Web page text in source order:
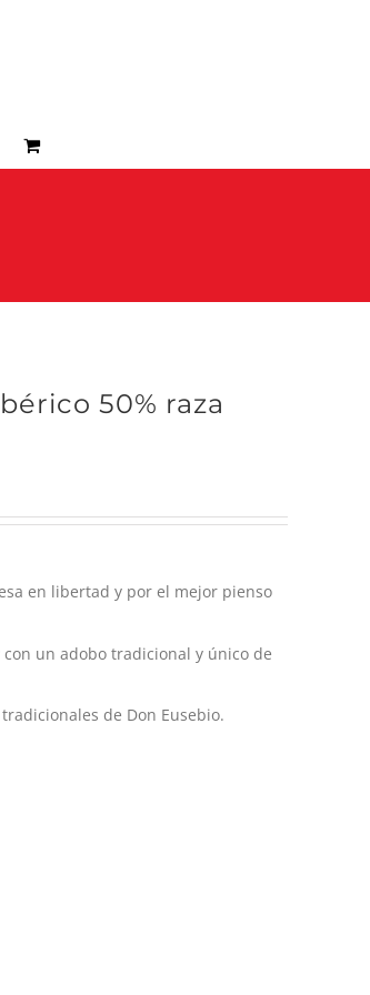
50% raza
en libertad y por el mejor pienso
un adobo tradicional y único de
de Don Eusebio.